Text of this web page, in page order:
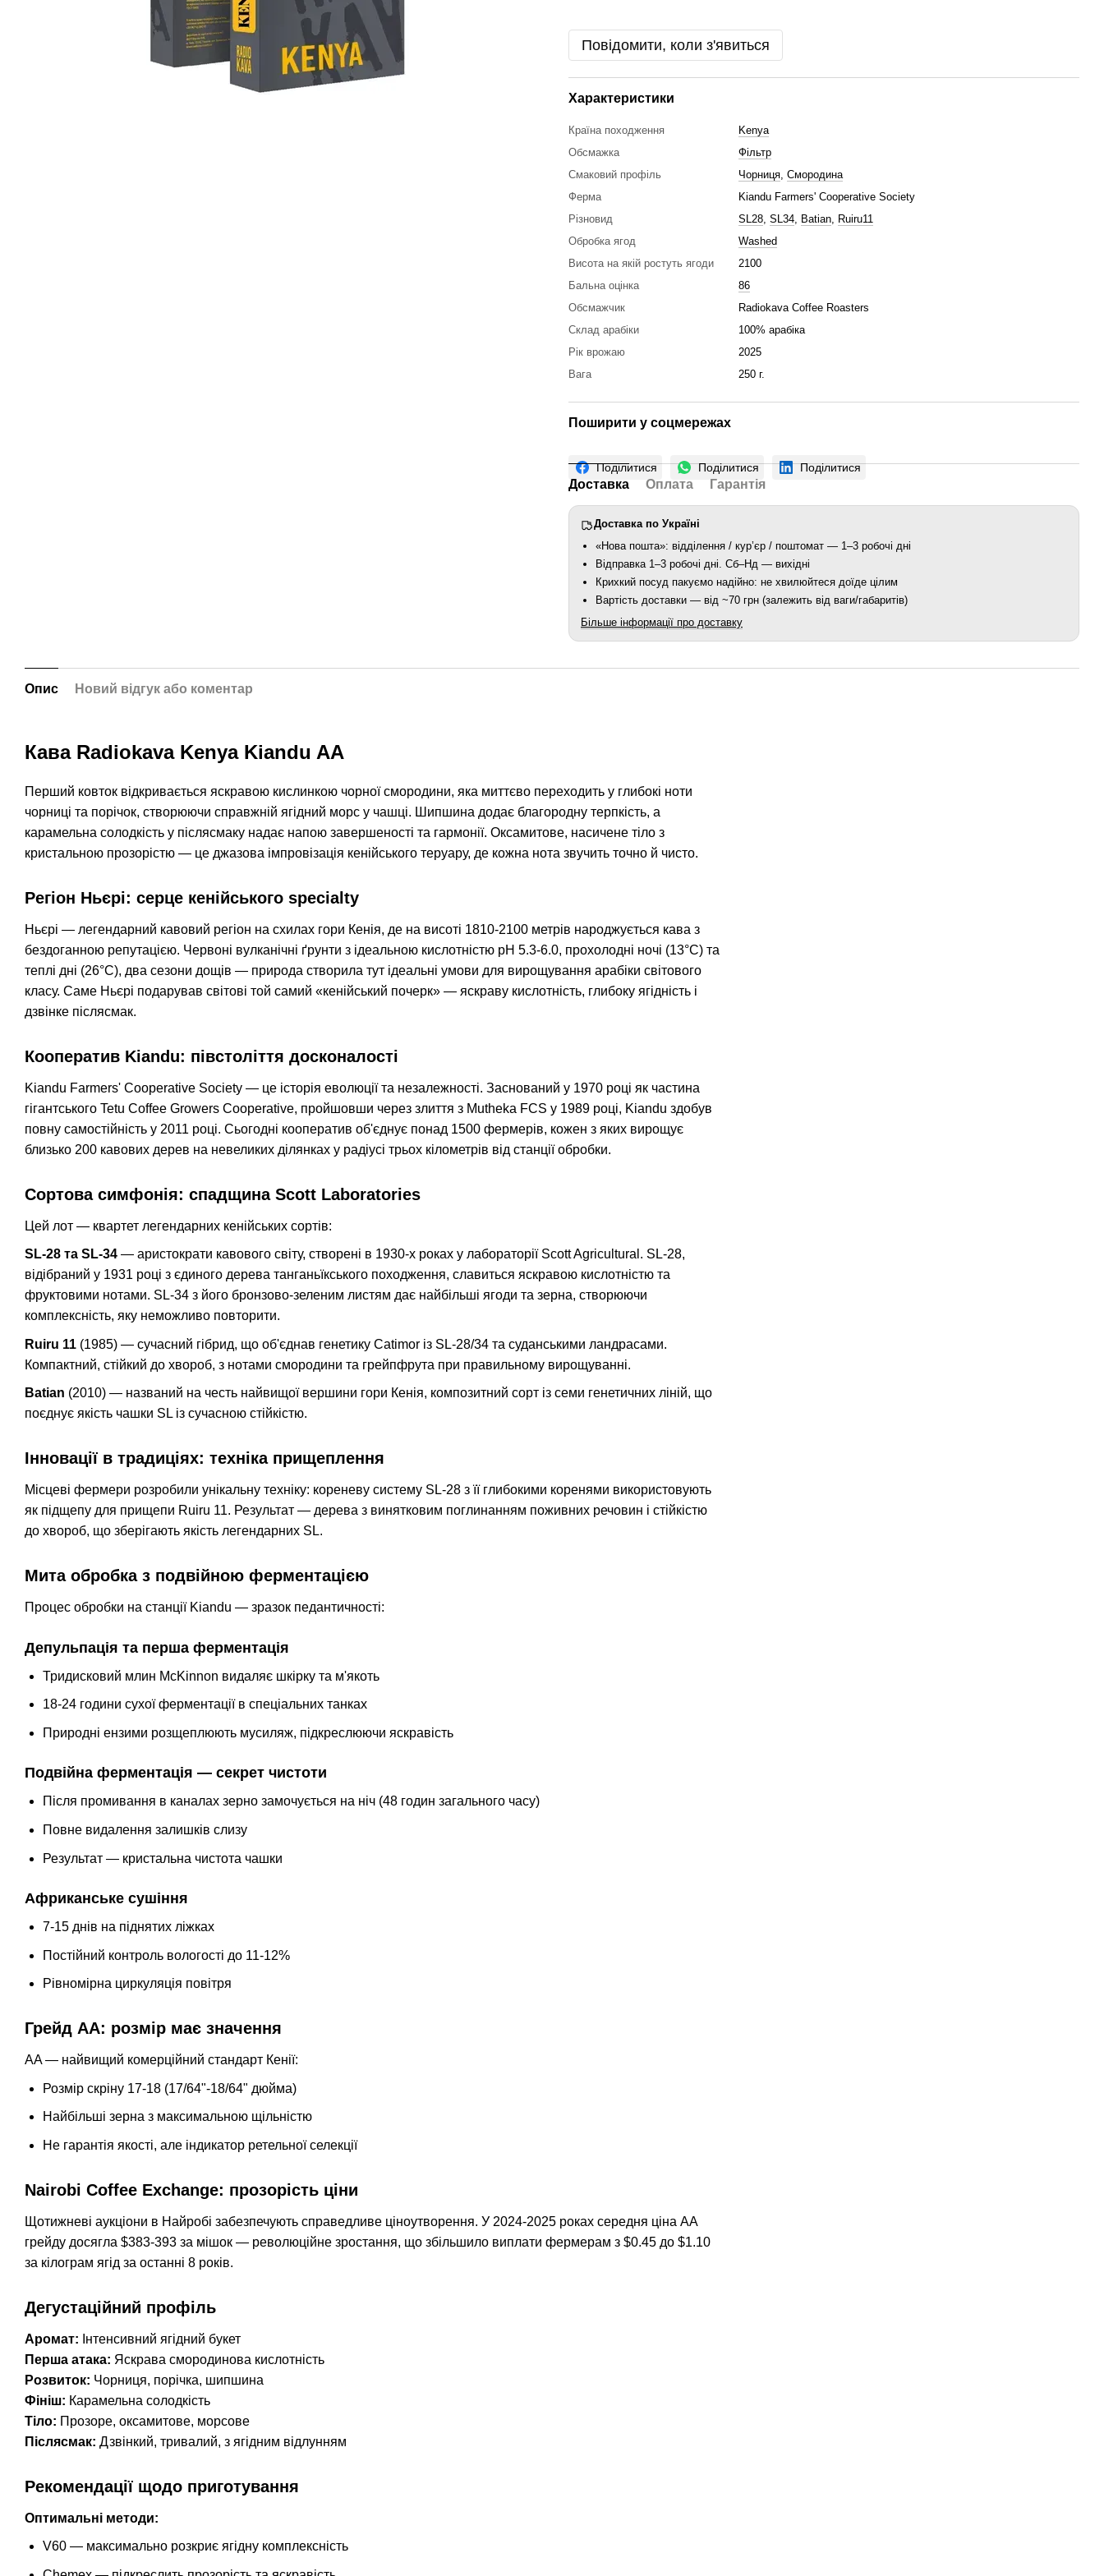
Повідомити, коли з'явиться
Характеристики
Країна походження
Kenya
Обсмажка
Фільтр
Смаковий профіль
Чорниця, Смородина
Ферма
Kiandu Farmers' Cooperative Society
Різновид
SL28, SL34, Batian, Ruiru11
Обробка ягод
Washed
Висота на якій ростуть ягоди
2100
Бальна оцінка
86
Обсмажчик
Radiokava Coffee Roasters
Склад арабіки
100% арабіка
Рік врожаю
2025
Вага
250 г.
Поширити у соцмережах
Поділитися Поділитися Поділитися
Доставка Оплата Гарантія
Доставка по Україні
«Нова пошта»: відділення / кур’єр / поштомат — 1–3 робочі дні
Відправка 1–3 робочі дні. Сб–Нд — вихідні
Крихкий посуд пакуємо надійно: не хвилюйтеся доїде цілим
Вартість доставки — від ~70 грн (залежить від ваги/габаритів)
Більше інформації про доставку
Опис Новий відгук або коментар
Кава Radiokava Kenya Kiandu AA
Перший ковток відкривається яскравою кислинкою чорної смородини, яка миттєво переходить у глибокі ноти
чорниці та порічок, створюючи справжній ягідний морс у чашці. Шипшина додає благородну терпкість, а
карамельна солодкість у післясмаку надає напою завершеності та гармонії. Оксамитове, насичене тіло з
кристальною прозорістю — це джазова імпровізація кенійського теруару, де кожна нота звучить точно й чисто.
Регіон Ньєрі: серце кенійського specialty
Ньєрі — легендарний кавовий регіон на схилах гори Кенія, де на висоті 1810-2100 метрів народжується кава з
бездоганною репутацією. Червоні вулканічні ґрунти з ідеальною кислотністю pH 5.3-6.0, прохолодні ночі (13°C) та
теплі дні (26°C), два сезони дощів — природа створила тут ідеальні умови для вирощування арабіки світового
класу. Саме Ньєрі подарував світові той самий «кенійський почерк» — яскраву кислотність, глибоку ягідність і
дзвінке післясмак.
Кооператив Kiandu: півстоліття досконалості
Kiandu Farmers' Cooperative Society — це історія еволюції та незалежності. Заснований у 1970 році як частина
гігантського Tetu Coffee Growers Cooperative, пройшовши через злиття з Mutheka FCS у 1989 році, Kiandu здобув
повну самостійність у 2011 році. Сьогодні кооператив об'єднує понад 1500 фермерів, кожен з яких вирощує
близько 200 кавових дерев на невеликих ділянках у радіусі трьох кілометрів від станції обробки.
Сортова симфонія: спадщина Scott Laboratories
Цей лот — квартет легендарних кенійських сортів:
SL-28 та SL-34 — аристократи кавового світу, створені в 1930-х роках у лабораторії Scott Agricultural. SL-28,
відібраний у 1931 році з єдиного дерева танганьїкського походження, славиться яскравою кислотністю та
фруктовими нотами. SL-34 з його бронзово-зеленим листям дає найбільші ягоди та зерна, створюючи
комплексність, яку неможливо повторити.
Ruiru 11 (1985) — сучасний гібрид, що об'єднав генетику Catimor із SL-28/34 та суданськими ландрасами.
Компактний, стійкий до хвороб, з нотами смородини та грейпфрута при правильному вирощуванні.
Batian (2010) — названий на честь найвищої вершини гори Кенія, композитний сорт із семи генетичних ліній, що
поєднує якість чашки SL із сучасною стійкістю.
Інновації в традиціях: техніка прищеплення
Місцеві фермери розробили унікальну техніку: кореневу систему SL-28 з її глибокими коренями використовують
як підщепу для прищепи Ruiru 11. Результат — дерева з винятковим поглинанням поживних речовин і стійкістю
до хвороб, що зберігають якість легендарних SL.
Мита обробка з подвійною ферментацією
Процес обробки на станції Kiandu — зразок педантичності:
Депульпація та перша ферментація
Тридисковий млин McKinnon видаляє шкірку та м'якоть
18-24 години сухої ферментації в спеціальних танках
Природні ензими розщеплюють мусиляж, підкреслюючи яскравість
Подвійна ферментація — секрет чистоти
Після промивання в каналах зерно замочується на ніч (48 годин загального часу)
Повне видалення залишків слизу
Результат — кристальна чистота чашки
Африканське сушіння
7-15 днів на піднятих ліжках
Постійний контроль вологості до 11-12%
Рівномірна циркуляція повітря
Грейд AA: розмір має значення
AA — найвищий комерційний стандарт Кенії:
Розмір скріну 17-18 (17/64"-18/64" дюйма)
Найбільші зерна з максимальною щільністю
Не гарантія якості, але індикатор ретельної селекції
Nairobi Coffee Exchange: прозорість ціни
Щотижневі аукціони в Найробі забезпечують справедливе ціноутворення. У 2024-2025 роках середня ціна AA
грейду досягла $383-393 за мішок — революційне зростання, що збільшило виплати фермерам з $0.45 до $1.10
за кілограм ягід за останні 8 років.
Дегустаційний профіль
Аромат: Інтенсивний ягідний букет
Перша атака: Яскрава смородинова кислотність
Розвиток: Чорниця, порічка, шипшина
Фініш: Карамельна солодкість
Тіло: Прозоре, оксамитове, морсове
Післясмак: Дзвінкий, тривалий, з ягідним відлунням
Рекомендації щодо приготування
Оптимальні методи:
V60 — максимально розкриє ягідну комплексність